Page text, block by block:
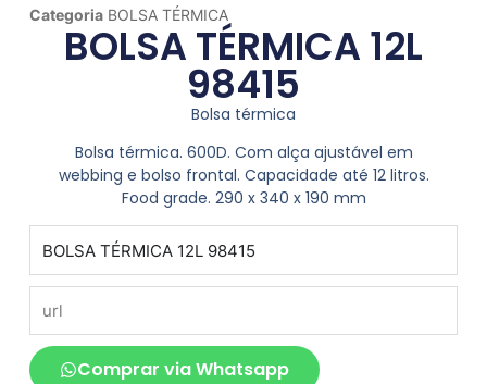
Categoria BOLSA TÉRMICA
BOLSA TÉRMICA 12L
98415
Bolsa térmica
Bolsa térmica. 600D. Com alça ajustável em
webbing e bolso frontal. Capacidade até 12 litros.
Food grade. 290 x 340 x 190 mm
Comprar via Whatsapp